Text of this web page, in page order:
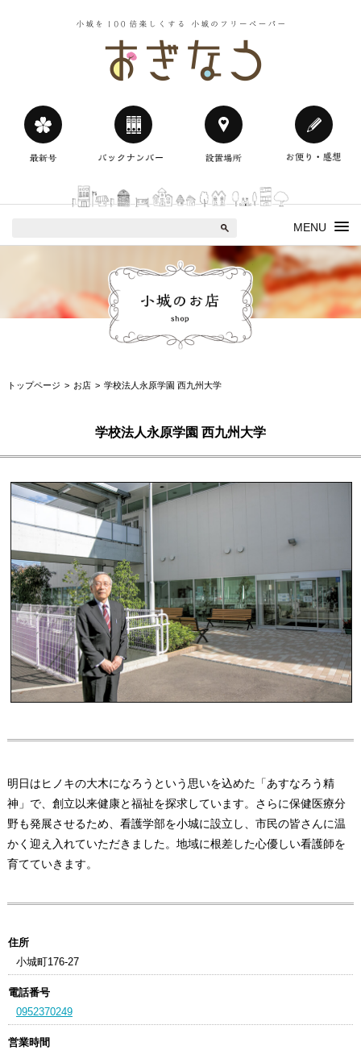
MENU
小城の
トップページ お店 学校法人永原学園 西九州大学
学校法人永原学園 西九州大学
明日はヒノキの大木になろうという思いを込めた「あすなろう精
神」で、創立以来健康と福祉を探求しています。さらに保健医療分
野も発展させるため、看護学部を小城に設立し、市民の皆さんに温
かく迎え入れていただきました。地域に根差した心優しい看護師を
育てていきます。
住所
小城町176-27
電話番号
0952370249
営業時間